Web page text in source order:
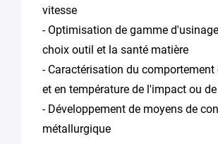
à la Politique
confidentialité
de Plug in labs
Lorraine*
vitesse
- Optimisation de gamme
choix outil et la santé matière
- Caractérisation du
et en température de l'impact ou
- Développement de moyens de
métallurgique